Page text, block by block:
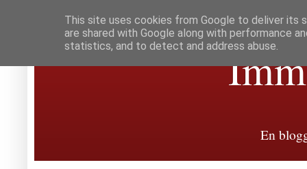
En
This site uses cookies from Google to deliver its
are shared with Google along with performance
statistics, and to detect and address abuse.